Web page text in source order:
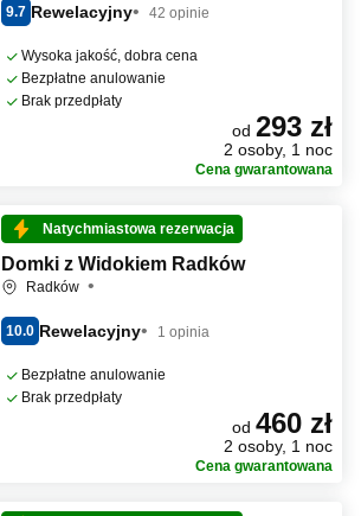
9.7 Rewelacyjny 42 opinie
Wysoka jakość, dobra cena
Bezpłatne anulowanie
Brak przedpłaty
od 293 zł
2 osoby, 1 noc
Cena gwarantowana
Natychmiastowa rezerwacja
Domki z Widokiem Radków
Radków
10.0 Rewelacyjny 1 opinia
Bezpłatne anulowanie
Brak przedpłaty
od 460 zł
2 osoby, 1 noc
Cena gwarantowana